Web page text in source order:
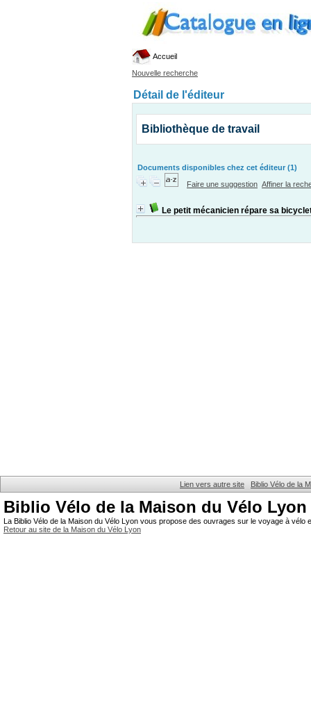
Accueil
Nouvelle recherche
Détail de l'éditeur
Bibliothèque de travail
Documents disponibles chez cet éditeur (1)
Faire une suggestion Affiner la
Le petit mécanicien répare sa
Lien vers autre site Biblio Vélo de la
Biblio Vélo de la Maison du Vélo Lyon
La Biblio Vélo de la Maison du Vélo Lyon vous propose des ouvrages sur le voyage à
Retour au site de la Maison du Vélo Lyon